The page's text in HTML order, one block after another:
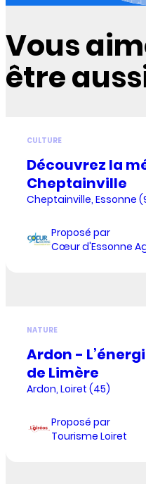
Vous
être
CULTURE
Découvrez la
Cheptainville
Cheptainville, Essonne
Proposé par
Cœur d'Essonne
NATURE
Ardon -
de Limère
Ardon, Loiret (45)
Proposé par
Tourisme Loiret